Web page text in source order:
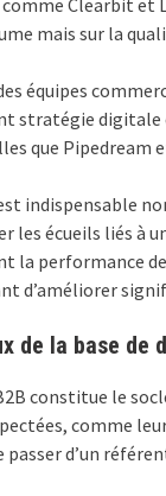
mais sur la
équipes
stratégie digitale
que Pipedream
indispensable
les écueils liés à
la performance
d’améliorer
de la base de
constitue le
comme
passer d’un